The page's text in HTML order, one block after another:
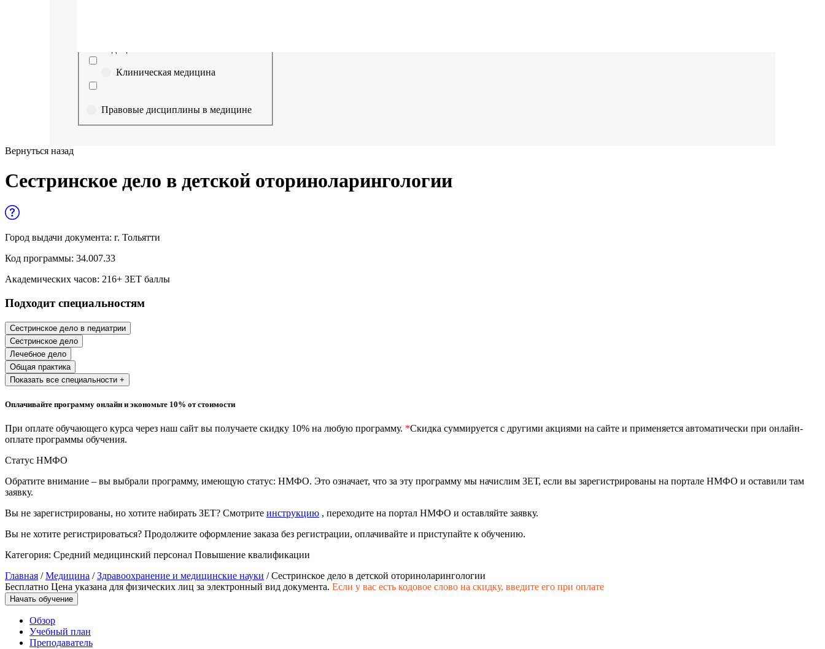
Клиническая медицина
Правовые дисциплины в медицине
медицине
Образование и педагогические науки
Социология и социальная работа
и служащих
Психологические науки
Техносферная безопасность и ОТ
Техносферная безопасность и
Экологическая безопасность в
Управление охраной труда.
Техносферная безопасность
Безопасность труда
Вернуться назад
Сестринское дело в детской оториноларингологии
Город выдачи документа: г. Тольятти
Код программы: 34.007.33
Академических часов: 216+ ЗЕТ баллы
Подходит специальностям
Сестринское дело в педиатрии
Сестринское дело
Лечебное дело
Общая практика
Показать все специальности +
Оплачивайте программу онлайн и экономьте 10% от стоимости
При оплате обучающего курса через наш сайт вы получаете скидку 10% на любую программу. *Скидка суммируется с другими акциями на сайте и применяется автоматически при онлайн-
оплате программы обучения.
Статус НМФО
Обратите внимание – вы выбрали программу, имеющую статус: НМФО. Это означает, что за эту программу мы начислим ЗЕТ, если вы зарегистрированы на портале НМФО и оставили там
заявку.
Вы не зарегистрированы, но хотите набирать ЗЕТ? Смотрите инструкцию , переходите на портал НМФО и оставляйте заявку.
Вы не хотите регистрироваться? Продолжите оформление заказа без регистрации, оплачивайте и приступайте к обучению.
Категория: Средний медицинский персонал Повышение квалификации
Главная /Медицина /Здравоохранение и медицинские науки / Сестринское дело в детской оториноларингологии
Бесплатно Цена указана для физических лиц за электронный вид документа. Если у вас есть кодовое слово на скидку, введите его при оплате
Начать обучение
Обзор
Учебный план
Преподаватель